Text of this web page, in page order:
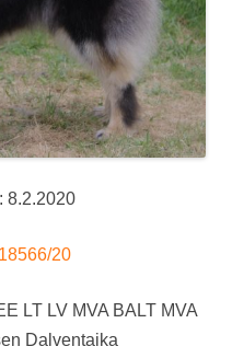
8.2.2020
20
LT LV MVA BALT MVA
Dalventaika